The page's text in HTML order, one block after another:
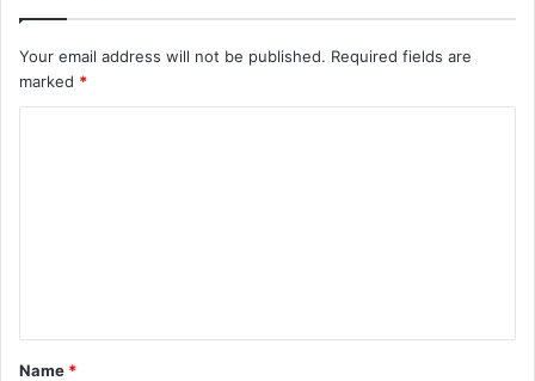
Your email address will not be published. Required fields are
marked *
Name *